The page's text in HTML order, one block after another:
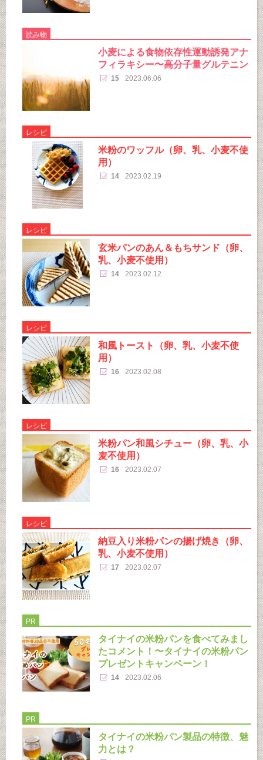
読み物
小麦による食物依存性運動誘発アナ
フィラキシー〜高分子量グルテニン
15 2023.06.06
レシピ
米粉のワッフル（卵、乳、小麦不使
用）
14 2023.02.19
レシピ
玄米パンのあん＆もちサンド（卵、
乳、小麦不使用）
14 2023.02.12
レシピ
和風トースト（卵、乳、小麦不使
用）
16 2023.02.08
レシピ
米粉パン和風シチュー（卵、乳、小
麦不使用）
16 2023.02.07
レシピ
納豆入り米粉パンの揚げ焼き（卵、
乳、小麦不使用）
17 2023.02.07
PR
タイナイの米粉パンを食べてみまし
たコメント！〜タイナイの米粉パン
プレゼントキャンペーン！
14 2023.02.06
PR
タイナイの米粉パン製品の特徴、魅
力とは？